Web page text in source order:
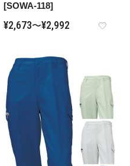
[SOWA-118]
¥2,673〜¥2,992